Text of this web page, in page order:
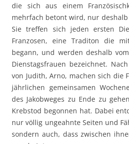
die sich aus einem
mehrfach betont wird, nur
Sie treffen sich jeden ersten
Franzosen, eine Traditon die
begann, und werden deshalb
Dienstagsfrauen bezeichnet.
von Judith, Arno, machen sich die
jährlichen gemeinsamen
des Jakobweges zu Ende zu
Krebstod begonnen hat. Dabei
nur völlig ungeahnte Seiten und
sondern auch, dass zwischen